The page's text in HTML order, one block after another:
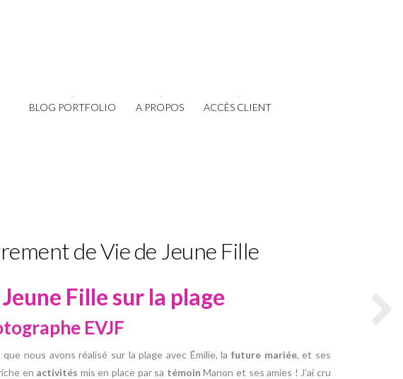
BLOG PORTFOLIO A PROPOS ACCÈS CLIENT
de Vie de Jeune Fille
Fille sur la plage
EVJF
que nous avons réalisé sur la plage avec Émilie, lafuture mariée, et ses
en activités mis en place par sa témoin Manon et ses amies ! J’ai cru